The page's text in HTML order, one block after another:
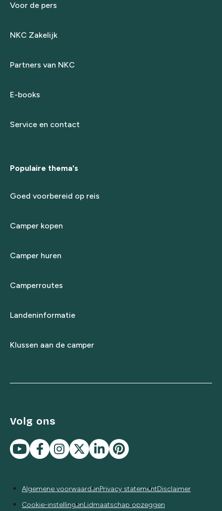
Voor de pers
NKC Zakelijk
Partners van NKC
E-books
Service en contact
Populaire thema's
Goed voorbereid op reis
Camper kopen
Camper huren
Camperroutes
Landeninformatie
Klussen aan de camper
Volg ons
Algemene voorwaardenPrivacy statementDisclaimer
Cookie-instellingenLidmaatschap opzeggen